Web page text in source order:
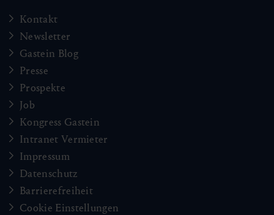
Kontakt
Newsletter
Gastein Blog
Presse
Prospekte
Job
Kongress Gastein
Intranet Vermieter
Impressum
Datenschutz
Barrierefreiheit
Cookie Einstellungen